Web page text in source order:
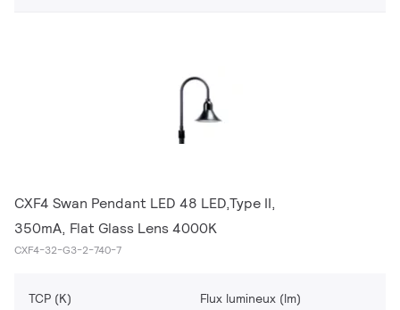
CXF4 Swan Pendant LED 48 LED,Type II,
350mA, Flat Glass Lens 4000K
CXF4-32-G3-2-740-7
TCP (K) Flux lumineux (lm)